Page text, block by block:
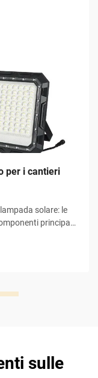
per i cantieri
solare: le
principali
del processo, il
sulle